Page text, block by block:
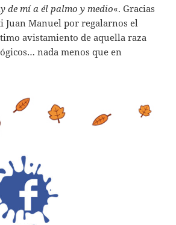
de mí a él palmo y medio«. Gracias
Juan Manuel por regalarnos el
avistamiento de aquella raza
nada menos que en